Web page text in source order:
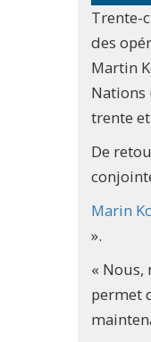
Trente-
des
Martin
Nations
trente
De
Marin
».
« Nous,
permet